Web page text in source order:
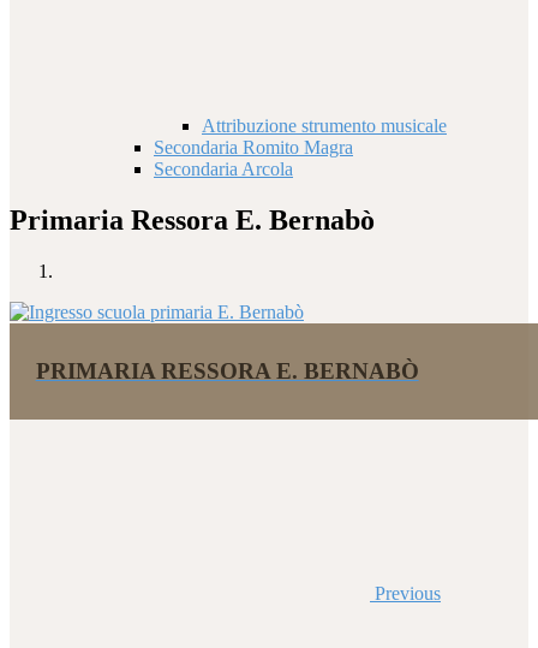
Attribuzione strumento musicale
Secondaria Romito Magra
Secondaria Arcola
Primaria Ressora E. Bernabò
PRIMARIA RESSORA E. BERNABÒ
Previous